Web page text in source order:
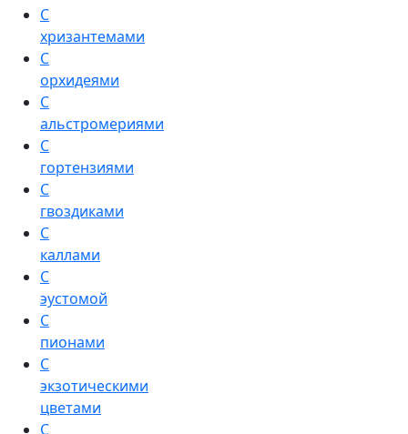
С
хризантемами
С
орхидеями
С
альстромериями
С
гортензиями
С
гвоздиками
С
каллами
С
эустомой
С
пионами
С
экзотическими
цветами
С